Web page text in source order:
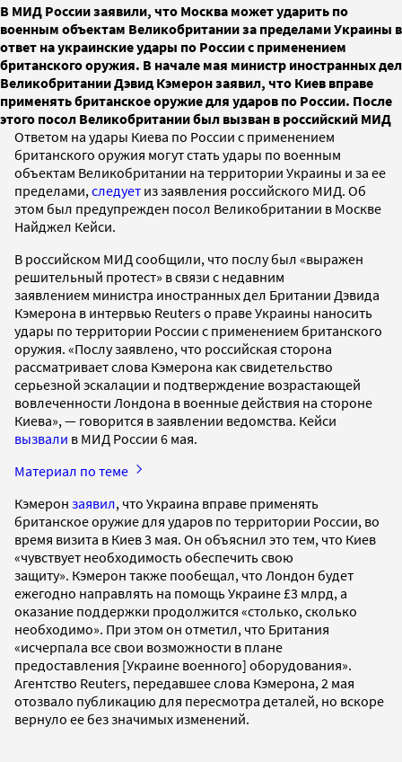
В МИД России заявили, что Москва может ударить по
военным объектам Великобритании за пределами Украины в
ответ на украинские удары по России с применением
британского оружия. В начале мая министр иностранных дел
Великобритании Дэвид Кэмерон заявил, что Киев вправе
применять британское оружие для ударов по России. После
этого посол Великобритании был вызван в российский МИД
Ответом на удары Киева по России с применением
британского оружия могут стать удары по военным
объектам Великобритании на территории Украины и за ее
пределами, следует из заявления российского МИД. Об
этом был предупрежден посол Великобритании в Москве
Найджел Кейси.
В российском МИД сообщили, что послу был «выражен
решительный протест» в связи с недавним
заявлением министра иностранных дел Британии Дэвида
Кэмерона в интервью Reuters о праве Украины наносить
удары по территории России с применением британского
оружия. «Послу заявлено, что российская сторона
рассматривает слова Кэмерона как свидетельство
серьезной эскалации и подтверждение возрастающей
вовлеченности Лондона в военные действия на стороне
Киева», — говорится в заявлении ведомства. Кейси
вызвали в МИД России 6 мая.
Материал по теме
Кэмерон заявил, что Украина вправе применять
британское оружие для ударов по территории России, во
время визита в Киев 3 мая. Он объяснил это тем, что Киев
«чувствует необходимость обеспечить свою
защиту». Кэмерон также пообещал, что Лондон будет
ежегодно направлять на помощь Украине £3 млрд, а
оказание поддержки продолжится «столько, сколько
необходимо». При этом он отметил, что Британия
«исчерпала все свои возможности в плане
предоставления [Украине военного] оборудования».
Агентство Reuters, передавшее слова Кэмерона, 2 мая
отозвало публикацию для пересмотра деталей, но вскоре
вернуло ее без значимых изменений.